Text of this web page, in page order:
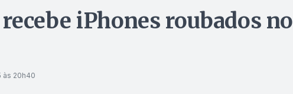
iPhones roubados no
às 20h40